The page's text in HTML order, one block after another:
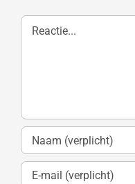
Reactie